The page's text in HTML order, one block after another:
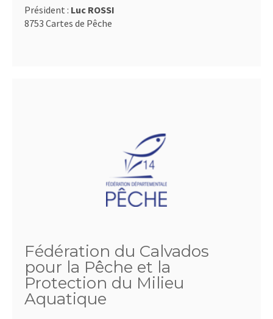
Président : Luc ROSSI
8753 Cartes de Pêche
Fédération du Calvados
pour la Pêche et la
Protection du Milieu
Aquatique